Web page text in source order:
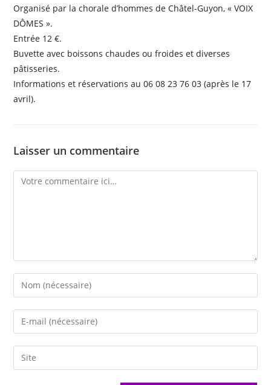
Organisé par la chorale d’hommes de Châtel-Guyon, « VOIX
DÔMES ».
Entrée 12 €.
Buvette avec boissons chaudes ou froides et diverses
pâtisseries.
Informations et réservations au 06 08 23 76 03 (après le 17
avril).
Laisser un commentaire